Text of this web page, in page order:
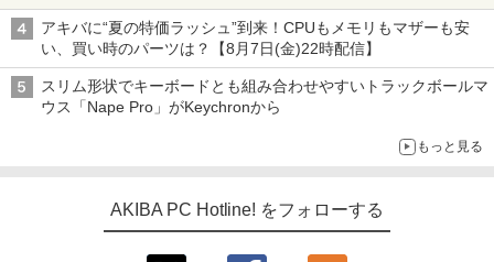
アキバに“夏の特価ラッシュ”到来！CPUもメモリもマザーも安
い、買い時のパーツは？【8月7日(金)22時配信】
スリム形状でキーボードとも組み合わせやすいトラックボールマ
ウス「Nape Pro」がKeychronから
もっと見る
AKIBA PC Hotline! をフォローする